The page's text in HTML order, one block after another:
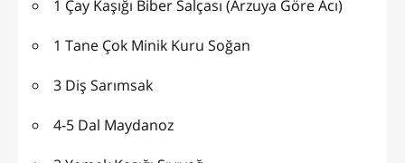
1 Çay Kaşığı Biber Salçası (Arzuya Göre Acı)
1 Tane Çok Minik Kuru Soğan
3 Diş Sarımsak
4-5 Dal Maydanoz